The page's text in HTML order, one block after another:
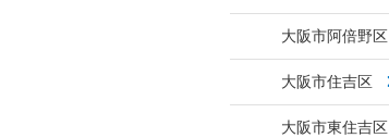
大阪市阿倍野区
大阪市住吉区
大阪市東住吉区